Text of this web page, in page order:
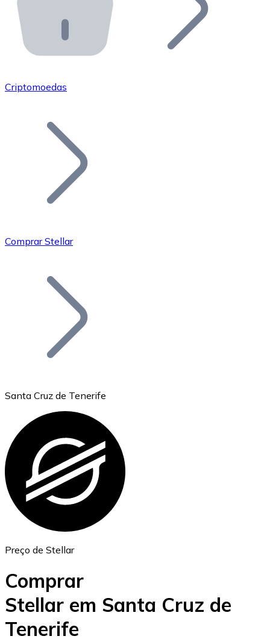
API Bitnovo
Integre nossa API no seu ecossistema.
Junte-se à nossa rede de revendedores e comercialize
Adicione o token do seu projeto ao nosso serviço de
Bitcoin
Ethereum
ETH
USD Coin
Criptomoedas
Comprar Stellar
Santa Cruz de Tenerife
Preço de Stellar
Comprar
Stellar em Santa Cruz de
Tenerife